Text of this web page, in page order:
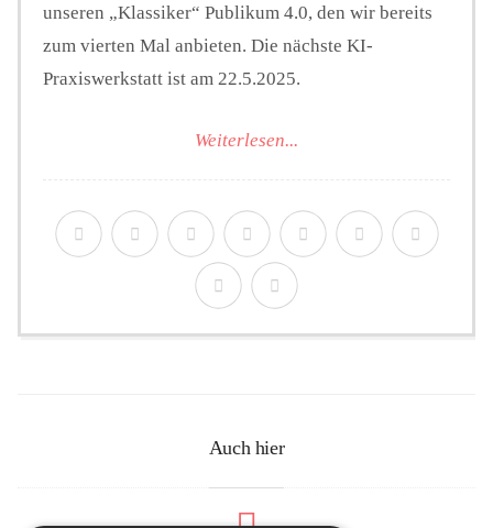
unseren „Klassiker“ Publikum 4.0, den wir bereits
zum vierten Mal anbieten. Die nächste KI-
Praxiswerkstatt ist am 22.5.2025.
Weiterlesen...
Auch hier